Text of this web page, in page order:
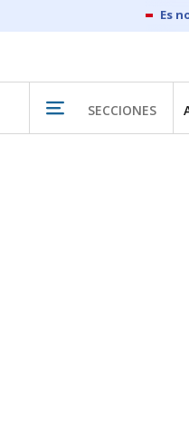
SECCIONES